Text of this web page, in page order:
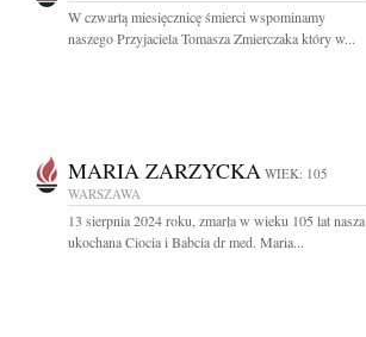
W czwartą miesięcznicę śmierci wspominamy
naszego Przyjaciela Tomasza Zmierczaka który w...
MARIA ZARZYCKA WIEK: 105
WARSZAWA
13 sierpnia 2024 roku, zmarła w wieku 105 lat nasza
ukochana Ciocia i Babcia dr med. Maria...